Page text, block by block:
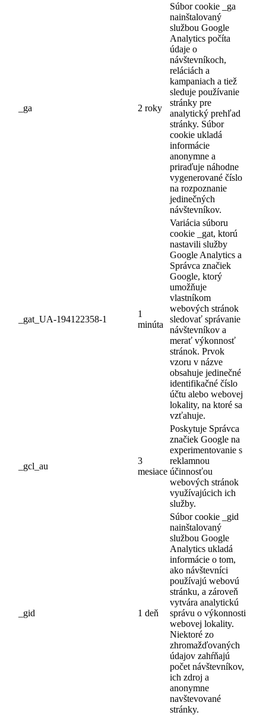
_ga 2 roky
Súbor cookie _ga
nainštalovaný
službou Google
Analytics počíta
údaje o
návštevníkoch,
reláciách a
kampaniach a tiež
sleduje používanie
stránky pre
analytický prehľad
stránky. Súbor
cookie ukladá
informácie
anonymne a
priraďuje náhodne
vygenerované číslo
na rozpoznanie
jedinečných
návštevníkov.
_gat_UA-194122358-1
1
minúta
Variácia súboru
cookie _gat, ktorú
nastavili služby
Google Analytics a
Správca značiek
Google, ktorý
umožňuje
vlastníkom
webových stránok
sledovať správanie
návštevníkov a
merať výkonnosť
stránok. Prvok
vzoru v názve
obsahuje jedinečné
identifikačné číslo
účtu alebo webovej
lokality, na ktoré sa
vzťahuje.
_gcl_au
3
mesiace
Poskytuje Správca
značiek Google na
experimentovanie s
reklamnou
účinnosťou
webových stránok
využívajúcich ich
služby.
_gid 1 deň
Súbor cookie _gid
nainštalovaný
službou Google
Analytics ukladá
informácie o tom,
ako návštevníci
používajú webovú
stránku, a zároveň
vytvára analytickú
správu o výkonnosti
webovej lokality.
Niektoré zo
zhromažďovaných
údajov zahŕňajú
počet návštevníkov,
ich zdroj a
anonymne
navštevované
stránky.